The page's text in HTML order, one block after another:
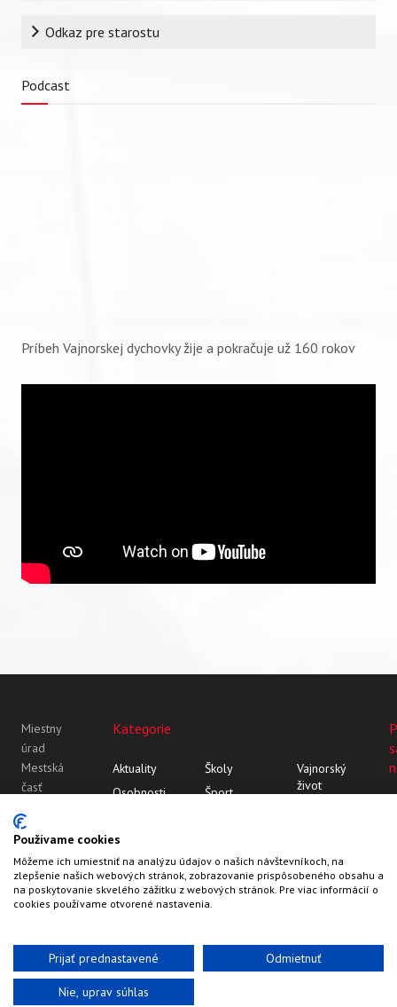
Odkaz pre starostu
Podcast
Príbeh Vajnorskej dychovky žije a pokračuje už 160 rokov
Miestny
úrad
Mestská
časť
Vajnory
Roľnícka
109
83107
Bratislava
Kategorie
Aktuality
Osobnosti
Školy
Šport
Vajnorský
život
HalfPixel©2022-2026
Používame cookies
Môžeme ich umiestniť na analýzu údajov o našich návštevníkoch, na
zlepšenie našich webových stránok, zobrazovanie prispôsobeného obsahu a
na poskytovanie skvelého zážitku z webových stránok. Pre viac informácií o
cookies používame otvorené nastavenia.
Prijať prednastavené Odmietnuť
Nie, uprav súhlas